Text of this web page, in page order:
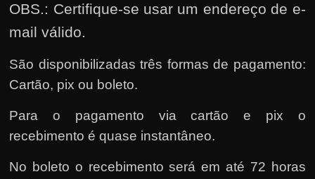
OBS.: Certifique-se usar um endereço de e-
mail válido.
São disponibilizadas três formas de pagamento:
Cartão, pix ou boleto.
Para o pagamento via cartão e pix o
recebimento é quase instantâneo.
No boleto o recebimento será em até 72 horas